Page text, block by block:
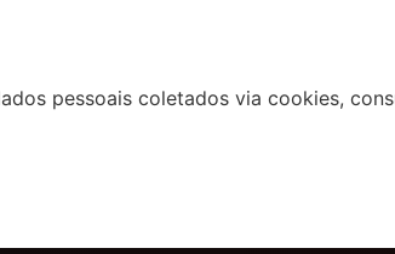
pessoais coletados via cookies,